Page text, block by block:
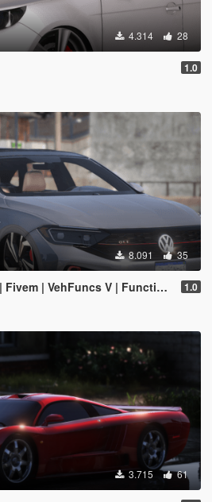
4.314 28
1.0
8.091 35
VehFuncs V | Functional Sunroof ] 1.0
3.715 61